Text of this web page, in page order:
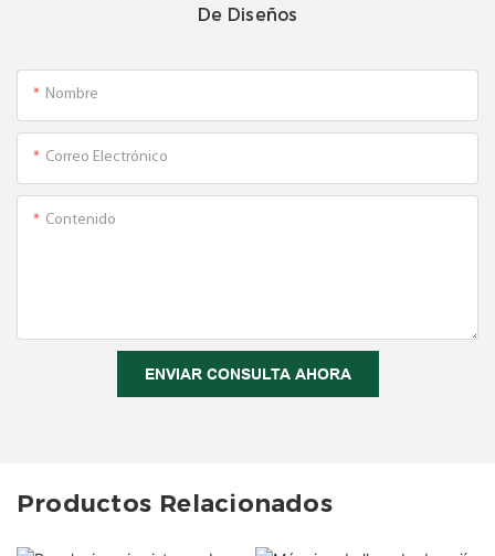
De Diseños
Nombre
Correo Electrónico
Contenido
ENVIAR CONSULTA AHORA
Productos Relacionados